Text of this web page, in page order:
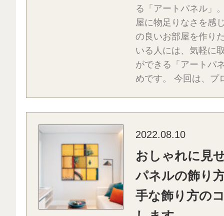
る「アートパネル」
屋に物足りなさを感
の良いお部屋を作り
いる人には、気軽に
ができる「アートパ
めです。 今回は、
2022.08.10
おしゃれに見
パネルの飾り
手な飾り方の